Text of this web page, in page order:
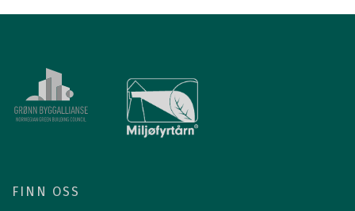
FINN OSS